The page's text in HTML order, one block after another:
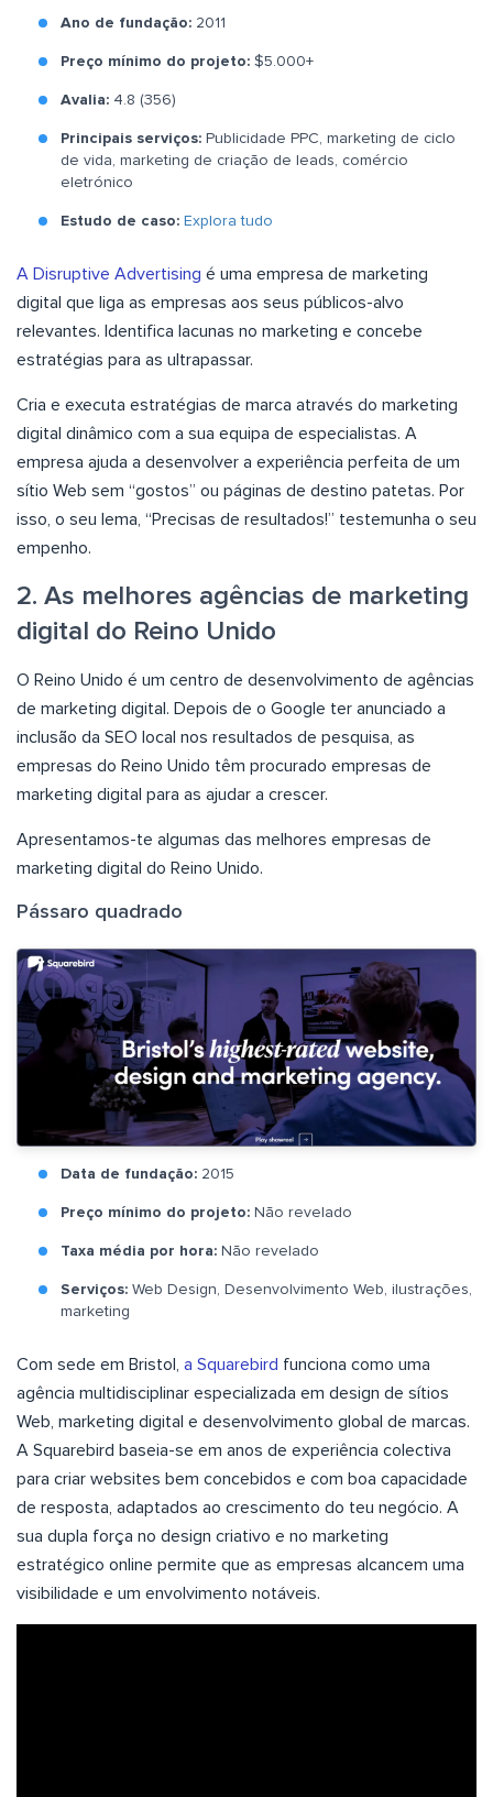
Ano de fundação: 2011
Preço mínimo do projeto: $5.000+
Avalia: 4.8 (356)
Principais serviços: Publicidade PPC, marketing de ciclo
de vida, marketing de criação de leads, comércio
eletrónico
Estudo de caso: Explora tudo
A Disruptive Advertising é uma empresa de marketing
digital que liga as empresas aos seus públicos-alvo
relevantes. Identifica lacunas no marketing e concebe
estratégias para as ultrapassar.
Cria e executa estratégias de marca através do marketing
digital dinâmico com a sua equipa de especialistas. A
empresa ajuda a desenvolver a experiência perfeita de um
sítio Web sem “gostos” ou páginas de destino patetas. Por
isso, o seu lema, “Precisas de resultados!” testemunha o seu
empenho.
2. As melhores agências de marketing
digital do Reino Unido
O Reino Unido é um centro de desenvolvimento de agências
de marketing digital. Depois de o Google ter anunciado a
inclusão da SEO local nos resultados de pesquisa, as
empresas do Reino Unido têm procurado empresas de
marketing digital para as ajudar a crescer.
Apresentamos-te algumas das melhores empresas de
marketing digital do Reino Unido.
Pássaro quadrado
Data de fundação: 2015
Preço mínimo do projeto: Não revelado
Taxa média por hora: Não revelado
Serviços: Web Design, Desenvolvimento Web, ilustrações,
marketing
Com sede em Bristol, a Squarebird funciona como uma
agência multidisciplinar especializada em design de sítios
Web, marketing digital e desenvolvimento global de marcas.
A Squarebird baseia-se em anos de experiência colectiva
para criar websites bem concebidos e com boa capacidade
de resposta, adaptados ao crescimento do teu negócio. A
sua dupla força no design criativo e no marketing
estratégico online permite que as empresas alcancem uma
visibilidade e um envolvimento notáveis.